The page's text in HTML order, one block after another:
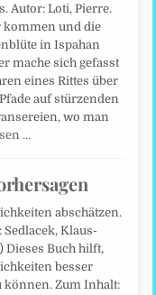
Autor: Loti, Pierre.
kommen und die
in Ispahan
mache sich gefasst
eines Rittes über
auf stürzenden
wo man
…
abschätzen.
Klaus-
Dieses Buch hilft,
besser
können. Zum Inhalt: